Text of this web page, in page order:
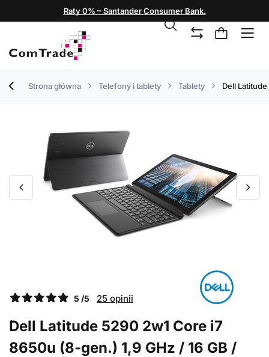
Raty 0% – Santander Consumer Bank.
Strona główna Telefony i tablety Tablety Dell
5 /5 25 opinii
Dell Latitude 5290 2w1 Core i7
8650u (8-gen.) 1,9 GHz / 16 GB /